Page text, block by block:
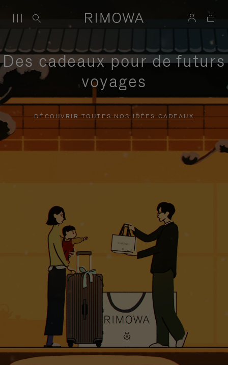
Des cadeaux pour de futurs
voyages
DÉCOUVRIR TOUTES NOS IDÉES CADEAUX